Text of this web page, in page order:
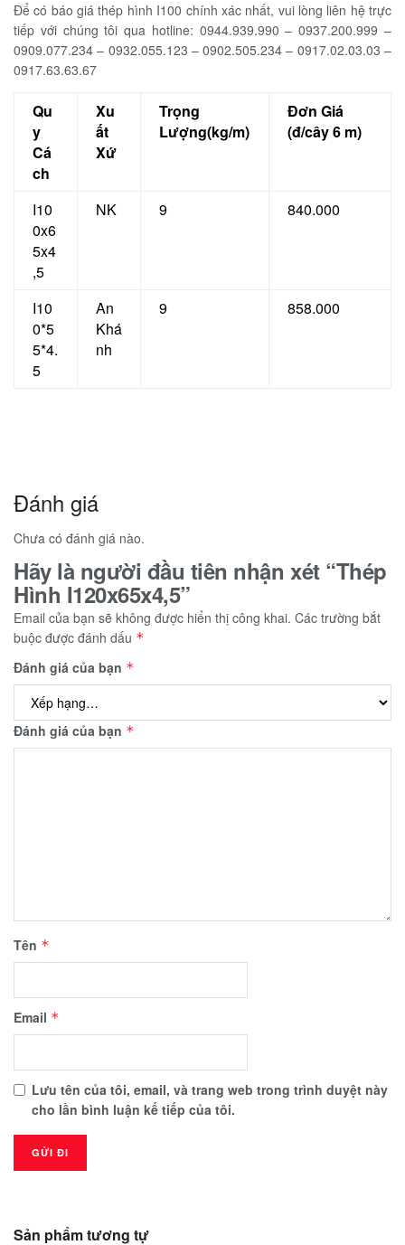
Để có báo giá thép hình I100 chính xác nhất, vui lòng liên hệ trực
tiếp với chúng tôi qua hotline: 0944.939.990 – 0937.200.999 –
0909.077.234 – 0932.055.123 – 0902.505.234 – 0917.02.03.03 –
0917.63.63.67
Qu
y
Cá
ch
Xu
ất
Xứ
Trọng
Lượng(kg/m)
Đơn Giá
(đ/cây 6 m)
I10
0x6
5x4
,5
NK 9 840.000
I10
0*5
5*4.
5
An
Khá
nh
9 858.000
Đánh giá
Chưa có đánh giá nào.
Hãy là người đầu tiên nhận xét “Thép
Hình I120x65x4,5”
Email của bạn sẽ không được hiển thị công khai. Các trường bắt
buộc được đánh dấu *
Đánh giá của bạn *
Đánh giá của bạn *
Tên *
Email *
Lưu tên của tôi, email, và trang web trong trình duyệt này
cho lần bình luận kế tiếp của tôi.
Sản phẩm tương tự